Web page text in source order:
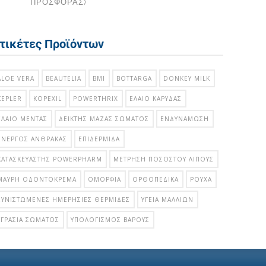
ΠΡΟΣΦΟΡΑΣ)
Προϊόντων
VERA BEAUTELIA BMI BOTTARGA DONKEY MILK
KOPEXIL POWERTHRIX ΈΛΑΙΟ ΚΑΡΎΔΑΣ
ΜΈΝΤΑΣ ΔΕΊΚΤΗΣ ΜΆΖΑΣ ΣΏΜΑΤΟΣ ΕΝΔΥΝΆΜΩΣΗ
ΆΝΘΡΑΚΑΣ ΕΠΙΔΕΡΜΊΔΑ
POWERPHARM ΜΈΤΡΗΣΗ ΠΟΣΟΣΤΟΎ ΛΊΠΟΥΣ
ΟΔΟΝΤΌΚΡΕΜΑ ΟΜΟΡΦΙΆ ΟΡΘΟΠΕΔΙΚΆ ΡΟΎΧΑ
ΗΜΕΡΉΣΙΕΣ ΘΕΡΜΊΔΕΣ ΥΓΕΊΑ ΜΑΛΛΙΏΝ
ΣΏΜΑΤΟΣ ΥΠΟΛΟΓΙΣΜΌΣ ΒΆΡΟΥΣ